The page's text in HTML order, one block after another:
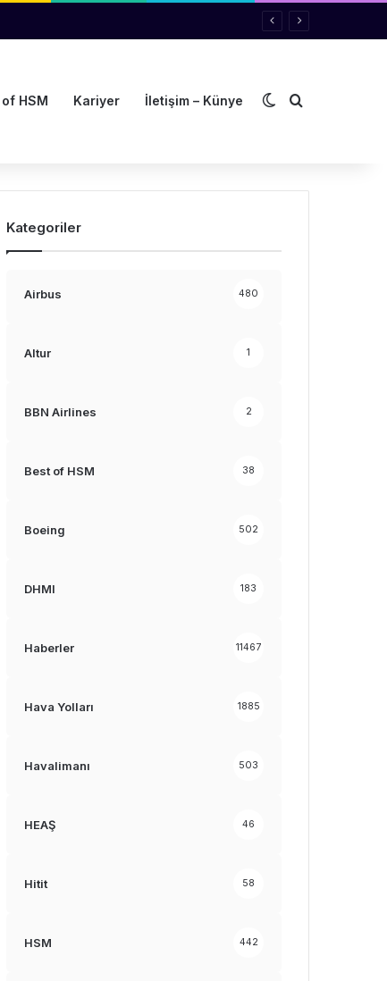
HSM Kariyer İletişim – Künye Dış görünümü
Arama yap
Kategoriler
Airbus 480
Altur 1
BBN Airlines 2
Best of HSM 38
Boeing 502
DHMI 183
Haberler 11467
Hava Yolları 1885
Havalimanı 503
HEAŞ 46
Hitit 58
HSM 442